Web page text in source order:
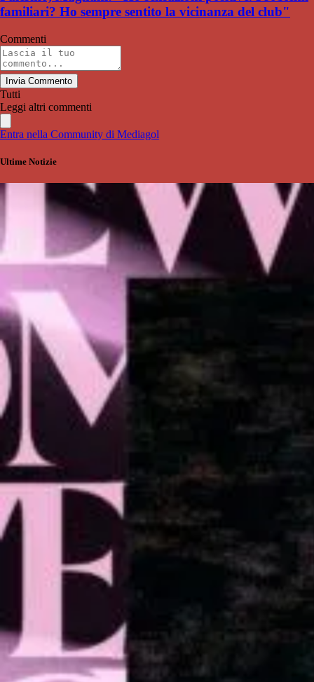
familiari? Ho sempre sentito la vicinanza del club"
Commenti
Invia Commento
Tutti
Leggi altri commenti
Entra nella Community di Mediagol
Ultime Notizie